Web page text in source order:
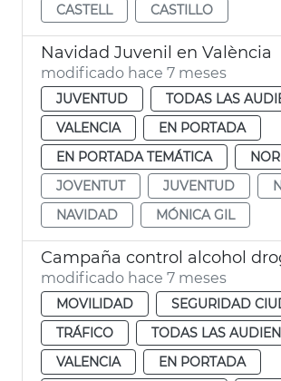
CASTELL
CASTILLO
Navidad Juvenil en València
modificado hace 7 meses
JUVENTUD
TODAS LAS
VALENCIA
EN PORTADA
EN PORTADA TEMÁTICA
JOVENTUT
JUVENTUD
NAVIDAD
MÓNICA GIL
modificado hace 7 meses
MOVILIDAD
SEGURIDAD
TRÁFICO
TODAS LAS
VALENCIA
EN PORTADA